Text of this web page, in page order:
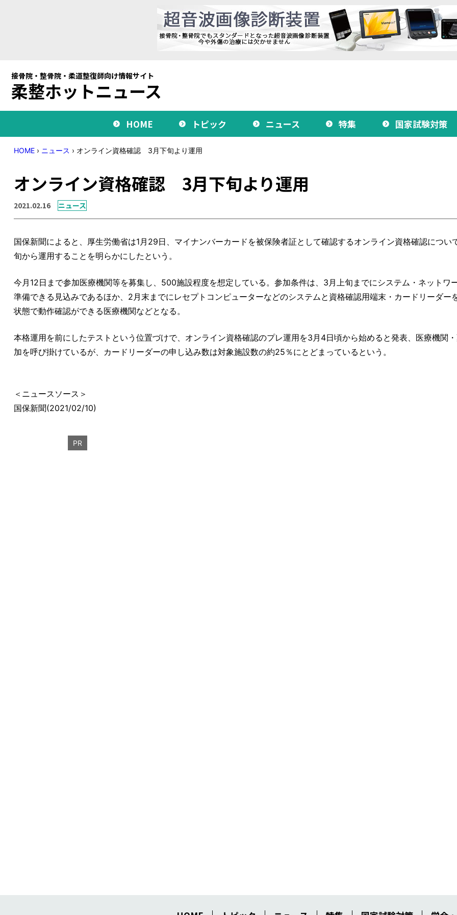
接骨院・整骨院・柔道整復師向け情報サイト
柔整ホットニュース
HOME トピック ニュース 特集 国家試験対策
HOME › ニュース › オンライン資格確認 3月下旬より運用
オンライン資格確認 3月下旬より運用
2021.02.16 ニュース
国保新聞によると、厚生労働省は1月29日、マイナンバーカードを被保険者証として確認するオンライン資格確認につい
旬から運用することを明らかにしたという。
今月12日まで参加医療機関等を募集し、500施設程度を想定している。参加条件は、3月上旬までにシステム・ネットワ
準備できる見込みであるほか、2月末までにレセプトコンピューターなどのシステムと資格確認用端末・カードリーダー
状態で動作確認ができる医療機関などとなる。
本格運用を前にしたテストという位置づけで、オンライン資格確認のプレ運用を3月4日頃から始めると発表、医療機関
加を呼び掛けているが、カードリーダーの申し込み数は対象施設数の約25％にとどまっているという。
＜ニュースソース＞
国保新聞(2021/02/10)
PR